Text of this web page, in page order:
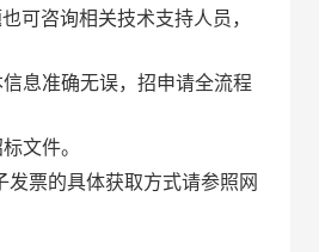
可咨询相关技术支持人员，
息准确无误，招申请全流程
文件。
票的具体获取方式请参照网